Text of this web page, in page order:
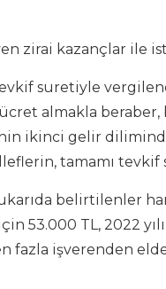
zirai kazançlar ile
suretiyle
almakla
ikinci gelir
tamamı
belirtilenler
53.000 TL, 2022
işverenden